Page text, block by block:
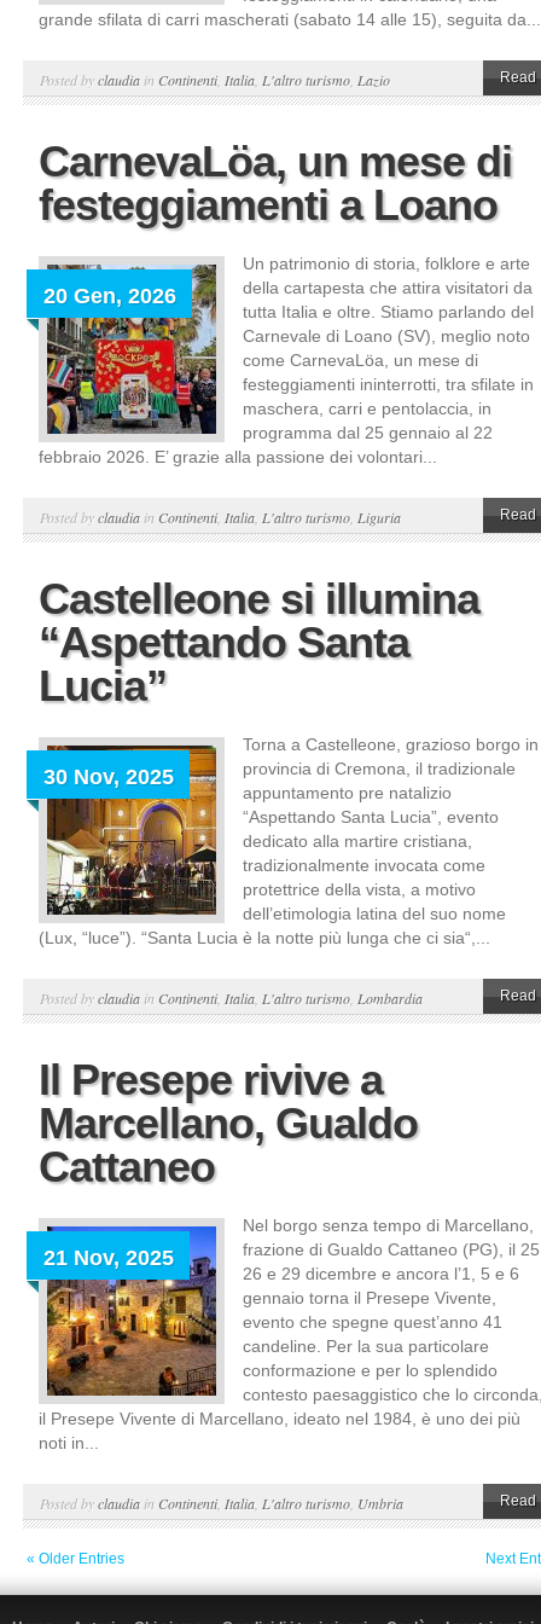
grande sfilata di carri mascherati (sabato 14 alle 15), seguita da...
Posted byclaudia in Continenti, Italia L'altro turismo Lazio Read
CarnevaLöa, un mese di
festeggiamenti a Loano
20 Gen, 2026
Un patrimonio di storia, folklore e arte
della cartapesta che attira visitatori da
tutta Italia e oltre. Stiamo parlando del
Carnevale di Loano (SV), meglio noto
come CarnevaLöa, un mese di
festeggiamenti ininterrotti, tra sfilate in
maschera, carri e pentolaccia, in
programma dal 25 gennaio al 22
febbraio 2026. E’ grazie alla passione dei volontari...
Posted byclaudia in Continenti, Italia L'altro turismo Liguria Read
Castelleone si illumina
“Aspettando Santa
Lucia”
30 Nov, 2025
Torna a Castelleone, grazioso borgo in
provincia di Cremona, il tradizionale
appuntamento pre natalizio
“Aspettando Santa Lucia”, evento
dedicato alla martire cristiana,
tradizionalmente invocata come
protettrice della vista, a motivo
dell’etimologia latina del suo nome
(Lux, “luce”). “Santa Lucia è la notte più lunga che ci sia“,...
Posted byclaudia in Continenti, Italia L'altro turismo Lombardia Read
Il Presepe rivive a
Marcellano, Gualdo
Cattaneo
21 Nov, 2025
Nel borgo senza tempo di Marcellano,
frazione di Gualdo Cattaneo (PG), il
26 e 29 dicembre e ancora l’1, 5 e 6
gennaio torna il Presepe Vivente,
evento che spegne quest’anno 41
candeline. Per la sua particolare
conformazione e per lo splendido
contesto paesaggistico che lo
il Presepe Vivente di Marcellano, ideato nel 1984, è uno dei più
noti in...
Posted byclaudia in Continenti, Italia L'altro turismo Umbria Read
« Older Entries Next